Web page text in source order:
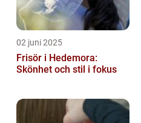
02 juni 2025
Frisör i Hedemora:
Skönhet och stil i fokus